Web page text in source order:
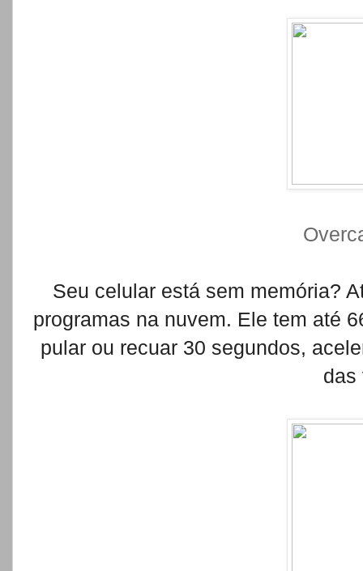
Seu celular está sem memória?
programas na nuvem. Ele tem até
pular ou recuar 30 segundos,
das